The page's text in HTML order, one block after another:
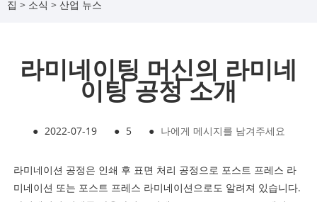
집 > 소식 > 산업 뉴스
라미네이팅 머신의 라미네
이팅 공정 소개
● 2022-07-19 ● 5 ● 나에게 메시지를 남겨주세요
라미네이션 공정은 인쇄 후 표면 처리 공정으로 포스트 프레스 라
미네이션 또는 포스트 프레스 라미네이션으로도 알려져 있습니다.